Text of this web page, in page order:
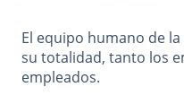
El equipo humano de
su totalidad, tanto los
empleados.